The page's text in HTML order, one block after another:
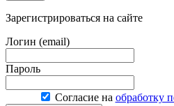
Зарегистрироваться на сайте
Логин (email)
Пароль
Согласие на обработку